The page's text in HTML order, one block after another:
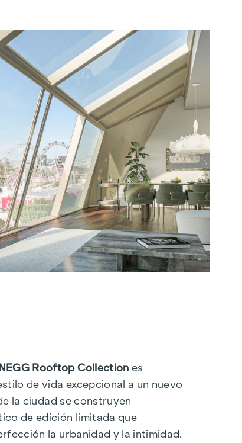
Rooftop Collection es
de vida excepcional a un nuevo
la ciudad se construyen
de edición limitada que
la urbanidad y la intimidad.